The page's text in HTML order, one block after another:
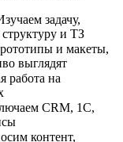
задачу,
и ТЗ
и макеты,
выглядят
работа на
CRM, 1С,
контент,